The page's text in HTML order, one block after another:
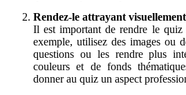
Rendez-le attrayant visuellement
Il est important de rendre le quiz
exemple, utilisez des images ou
questions ou les rendre plus
couleurs et de fonds
donner au quiz un aspect